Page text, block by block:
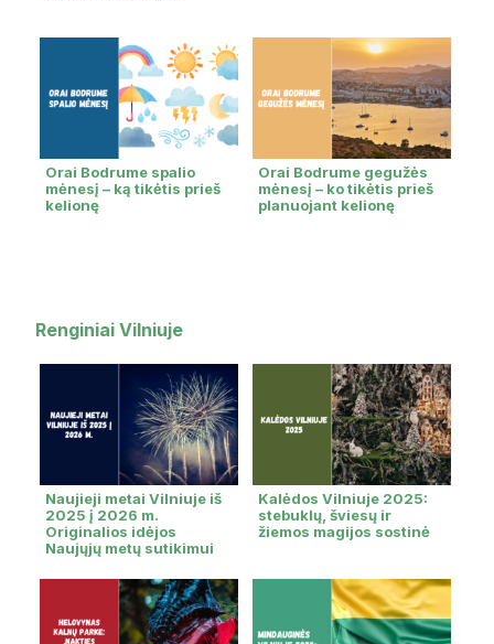
Orai Bodrume spalio
mėnesį – ką tikėtis prieš
kelionę
Orai Bodrume gegužės
mėnesį – ko tikėtis prieš
planuojant kelionę
Renginiai Vilniuje
Naujieji metai Vilniuje iš
2025 į 2026 m.
Originalios idėjos
Naujųjų metų sutikimui
Kalėdos Vilniuje 2025:
stebuklų, šviesų ir
žiemos magijos sostinė